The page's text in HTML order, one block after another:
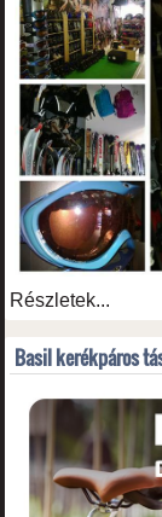
Részletek...
Basil kerékpáros